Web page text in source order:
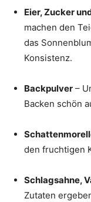
Eier, Zucker
machen den
das
Konsistenz.
Backpulver –
Backen schön
den fruchtigen
Schlagsahne,
Zutaten